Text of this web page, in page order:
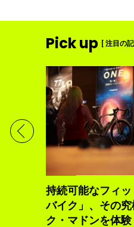
Pick up [ 注目の
自
を満
持続可能なフィ
バイク」、その
ク・マドンを体験